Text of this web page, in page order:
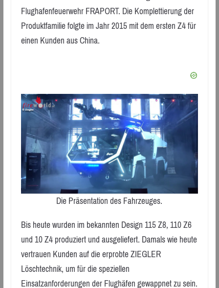
Flughafenfeuerwehr FRAPORT. Die Komplettierung der
Produktfamilie folgte im Jahr 2015 mit dem ersten Z4 für
einen Kunden aus China.
Die Präsentation des Fahrzeuges.
Bis heute wurden im bekannten Design 115 Z8, 110 Z6
und 10 Z4 produziert und ausgeliefert. Damals wie heute
vertrauen Kunden auf die erprobte ZIEGLER
Löschtechnik, um für die speziellen
Einsatzanforderungen der Flughäfen gewappnet zu sein.